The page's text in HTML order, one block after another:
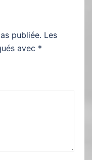
publiée. Les
avec *